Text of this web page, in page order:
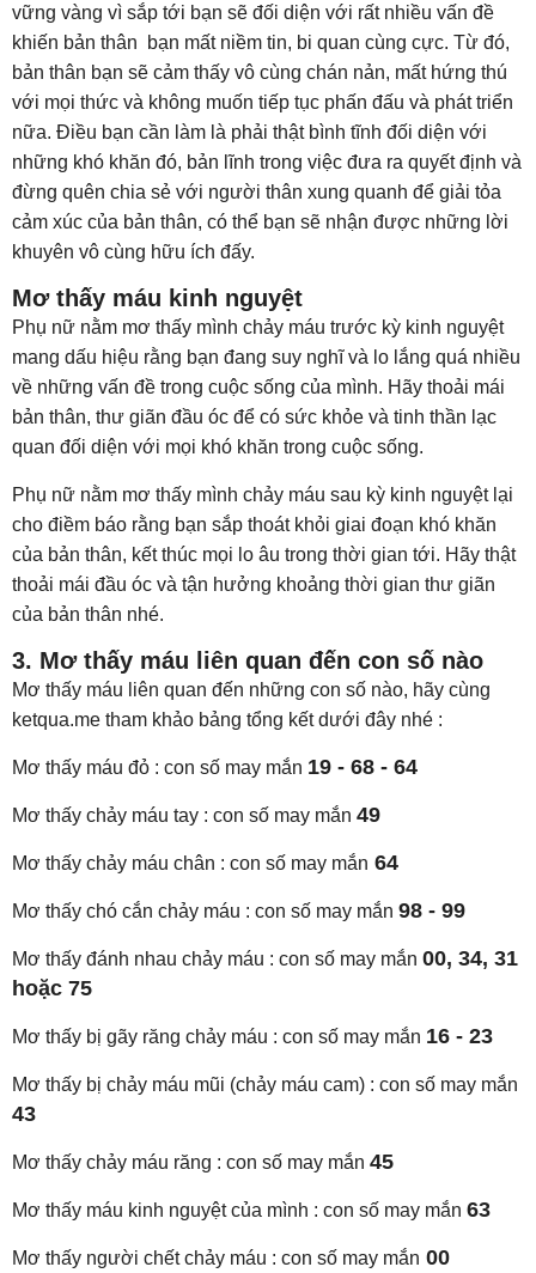
vững vàng vì sắp tới bạn sẽ đối diện với rất nhiều vấn đề
khiến bản thân bạn mất niềm tin, bi quan cùng cực. Từ đó,
bản thân bạn sẽ cảm thấy vô cùng chán nản, mất hứng thú
với mọi thức và không muốn tiếp tục phấn đấu và phát triển
nữa. Điều bạn cần làm là phải thật bình tĩnh đối diện với
những khó khăn đó, bản lĩnh trong việc đưa ra quyết định và
đừng quên chia sẻ với người thân xung quanh để giải tỏa
cảm xúc của bản thân, có thể bạn sẽ nhận được những lời
khuyên vô cùng hữu ích đấy.
Mơ thấy máu kinh nguyệt
Phụ nữ nằm mơ thấy mình chảy máu trước kỳ kinh nguyệt
mang dấu hiệu rằng bạn đang suy nghĩ và lo lắng quá nhiều
về những vấn đề trong cuộc sống của mình. Hãy thoải mái
bản thân, thư giãn đầu óc để có sức khỏe và tinh thần lạc
quan đối diện với mọi khó khăn trong cuộc sống.
Phụ nữ nằm mơ thấy mình chảy máu sau kỳ kinh nguyệt lại
cho điềm báo rằng bạn sắp thoát khỏi giai đoạn khó khăn
của bản thân, kết thúc mọi lo âu trong thời gian tới. Hãy thật
thoải mái đầu óc và tận hưởng khoảng thời gian thư giãn
của bản thân nhé.
3. Mơ thấy máu liên quan đến con số nào
Mơ thấy máu liên quan đến những con số nào, hãy cùng
ketqua.me tham khảo bảng tổng kết dưới đây nhé :
Mơ thấy máu đỏ : con số may mắn 19 - 68 - 64
Mơ thấy chảy máu tay : con số may mắn 49
Mơ thấy chảy máu chân : con số may mắn 64
Mơ thấy chó cắn chảy máu : con số may mắn 98 - 99
Mơ thấy đánh nhau chảy máu : con số may mắn 00, 34, 31
hoặc 75
Mơ thấy bị gãy răng chảy máu : con số may mắn 16 - 23
Mơ thấy bị chảy máu mũi (chảy máu cam) : con số may mắn
43
Mơ thấy chảy máu răng : con số may mắn 45
Mơ thấy máu kinh nguyệt của mình : con số may mắn 63
Mơ thấy người chết chảy máu : con số may mắn 00